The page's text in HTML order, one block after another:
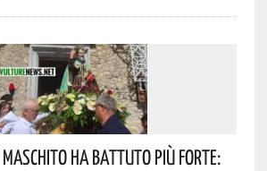
Maschito Ha Battuto Più Forte: